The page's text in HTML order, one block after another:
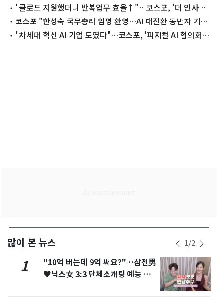
곳 지원
"클로드 지원했더니 반복업무 효율↑"…코스포, '더 인사이
트' 공유
코스포 "한성숙 국무총리 임명 환영…AI 대전환 동반자 기
대""차세대 혁신 AI 기업 모였다"…코스포, '피지컬 AI 협의회'
많이 본 뉴스 1/2
1
"10억 버는데 9억 써요?"…삼전男
♥닉스女 3:3 단체소개팅 예능 화